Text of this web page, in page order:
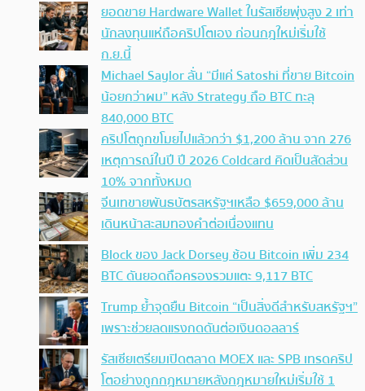
ยอดขาย Hardware Wallet ในรัสเซียพุ่งสูง 2 เท่า
นักลงทุนแห่ถือคริปโตเอง ก่อนกฎใหม่เริ่มใช้
ก.ย.นี้
Michael Saylor ลั่น “มีแค่ Satoshi ที่ขาย Bitcoin
น้อยกว่าผม” หลัง Strategy ถือ BTC ทะลุ
840,000 BTC
คริปโตถูกขโมยไปแล้วกว่า $1,200 ล้าน จาก 276
เหตุการณ์ในปี ปี 2026 Coldcard คิดเป็นสัดส่วน
10% จากทั้งหมด
จีนเทขายพันธบัตรสหรัฐฯเหลือ $659,000 ล้าน
เดินหน้าสะสมทองคำต่อเนื่องแทน
Block ของ Jack Dorsey ช้อน Bitcoin เพิ่ม 234
BTC ดันยอดถือครองรวมแตะ 9,117 BTC
Trump ย้ำจุดยืน Bitcoin “เป็นสิ่งดีสำหรับสหรัฐฯ”
เพราะช่วยลดแรงกดดันต่อเงินดอลลาร์
รัสเซียเตรียมเปิดตลาด MOEX และ SPB เทรดคริป
โตอย่างถูกกฎหมายหลังกฎหมายใหม่เริ่มใช้ 1